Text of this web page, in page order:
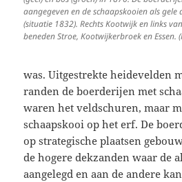
aangegeven en de schaapskooien als gele
(situatie 1832). Rechts Kootwijk en links
beneden Stroe, Kootwijkerbroek en Essen.
was. Uitgestrekte heidevelden
randen de boerderijen met
waren het veldschuren, maar
schaapskooi op het erf. De
op strategische plaatsen
de hogere dekzanden waar de
aangelegd en aan de andere